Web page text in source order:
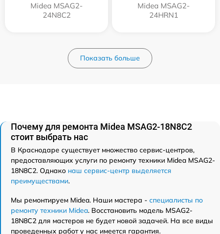
Midea MSAG2-
24N8C2
Midea MSAG2-
24HRN1
Показать больше
Почему для ремонта Midea MSAG2-18N8C2
стоит выбрать нас
В Краснодаре существует множество сервис-центров,
предоставляющих услуги по ремонту техники Midea MSAG2-
18N8C2. Однако наш сервис-центр выделяется
преимуществами.
Мы ремонтируем Midea. Наши мастера - специалисты по
ремонту техники Midea. Восстановить модель MSAG2-
18N8C2 для мастеров не будет новой задачей. На все виды
проведенных работ у нас имеется гарантия.